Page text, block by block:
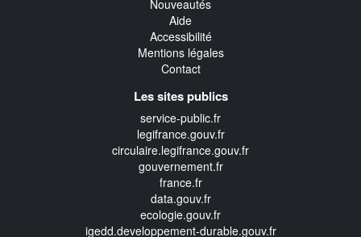
Nouveautés
Aide
Accessibilité
Mentions légales
Contact
Les sites publics
service-public.fr
legifrance.gouv.fr
circulaire.legifrance.gouv.fr
gouvernement.fr
france.fr
data.gouv.fr
ecologie.gouv.fr
igedd.developpement-durable.gouv.fr